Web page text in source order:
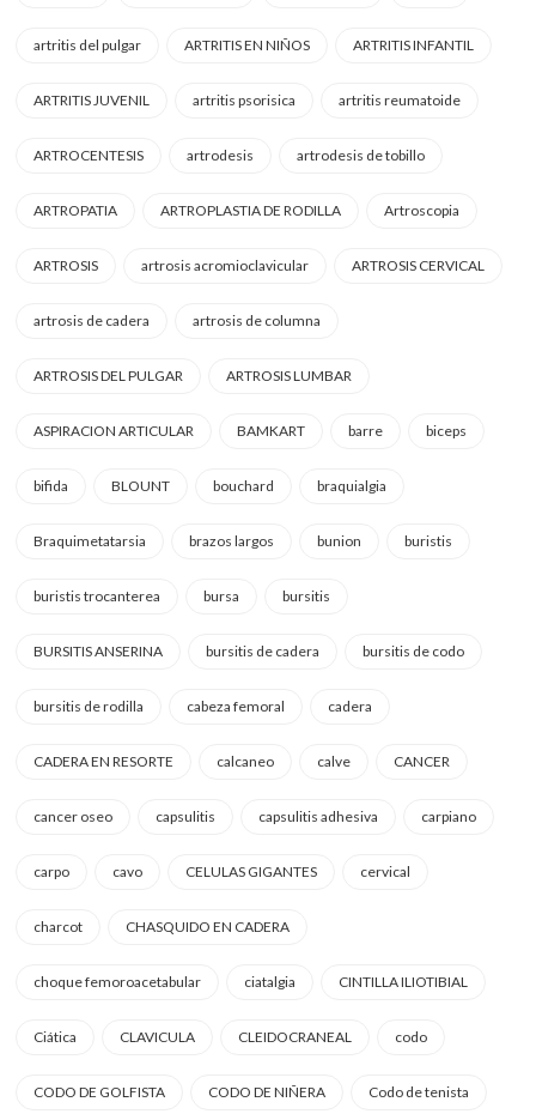
artritis del pulgar ARTRITIS EN NIÑOS ARTRITIS INFANTIL
ARTRITIS JUVENIL artritis psorisica artritis reumatoide
ARTROCENTESIS artrodesis artrodesis de tobillo
ARTROPATIA ARTROPLASTIA DE RODILLA Artroscopia
ARTROSIS artrosis acromioclavicular ARTROSIS CERVICAL
artrosis de cadera artrosis de columna
ARTROSIS DEL PULGAR ARTROSIS LUMBAR
ASPIRACION ARTICULAR BAMKART barre biceps
bifida BLOUNT bouchard braquialgia
Braquimetatarsia brazos largos bunion buristis
buristis trocanterea bursa bursitis
BURSITIS ANSERINA bursitis de cadera bursitis de codo
bursitis de rodilla cabeza femoral cadera
CADERA EN RESORTE calcaneo calve CANCER
cancer oseo capsulitis capsulitis adhesiva carpiano
carpo cavo CELULAS GIGANTES cervical
charcot CHASQUIDO EN CADERA
choque femoroacetabular ciatalgia CINTILLA ILIOTIBIAL
Ciática CLAVICULA CLEIDOCRANEAL codo
CODO DE GOLFISTA CODO DE NIÑERA Codo de tenista